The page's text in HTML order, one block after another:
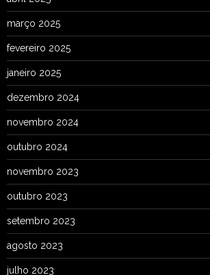
março 2025
fevereiro 2025
janeiro 2025
dezembro 2024
novembro 2024
outubro 2024
novembro 2023
outubro 2023
setembro 2023
agosto 2023
julho 2023